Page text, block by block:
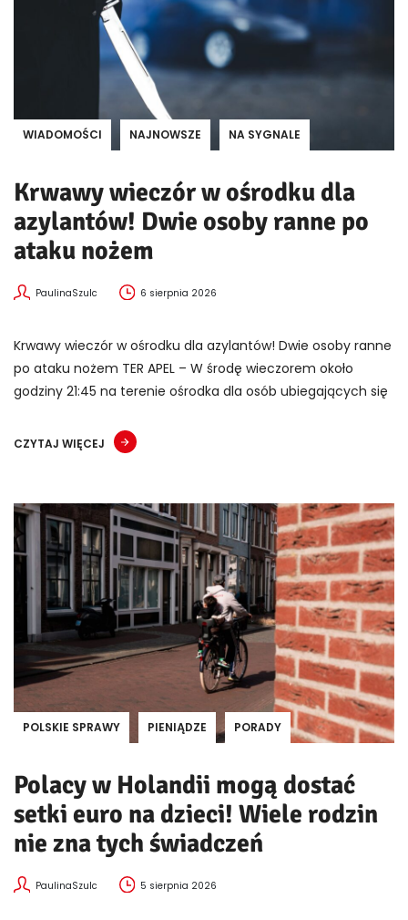
WIADOMOŚCI NAJNOWSZE NA SYGNALE
Krwawy wieczór w ośrodku dla
azylantów! Dwie osoby ranne po
ataku nożem
PaulinaSzulc 6 sierpnia 2026
Krwawy wieczór w ośrodku dla azylantów! Dwie osoby ranne
po ataku nożem TER APEL – W środę wieczorem około
godziny 21:45 na terenie ośrodka dla osób ubiegających się
CZYTAJ WIĘCEJ
POLSKIE SPRAWY PIENIĄDZE PORADY
Polacy w Holandii mogą dostać
setki euro na dzieci! Wiele rodzin
nie zna tych świadczeń
PaulinaSzulc 5 sierpnia 2026